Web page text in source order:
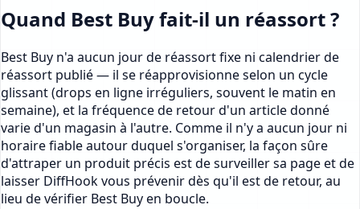
Quand Best Buy fait-il un réassort ?
Best Buy n'a aucun jour de réassort fixe ni calendrier de
réassort publié — il se réapprovisionne selon un cycle
glissant (drops en ligne irréguliers, souvent le matin en
semaine), et la fréquence de retour d'un article donné
varie d'un magasin à l'autre. Comme il n'y a aucun jour ni
horaire fiable autour duquel s'organiser, la façon sûre
d'attraper un produit précis est de surveiller sa page et de
laisser DiffHook vous prévenir dès qu'il est de retour, au
lieu de vérifier Best Buy en boucle.